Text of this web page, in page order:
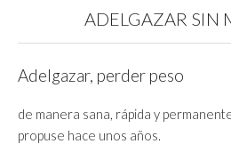
ADELGAZAR SIN
Adelgazar, perder peso
de manera sana, rápida y
propuse hace unos años.